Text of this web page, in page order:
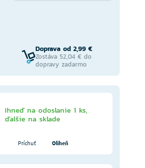
Doprava od 2,99 €
Zostáva 52,04 € do
dopravy zadarmo
Ihneď na odoslanie 1 ks,
ďalšie na sklade
Príchuť Oliheň